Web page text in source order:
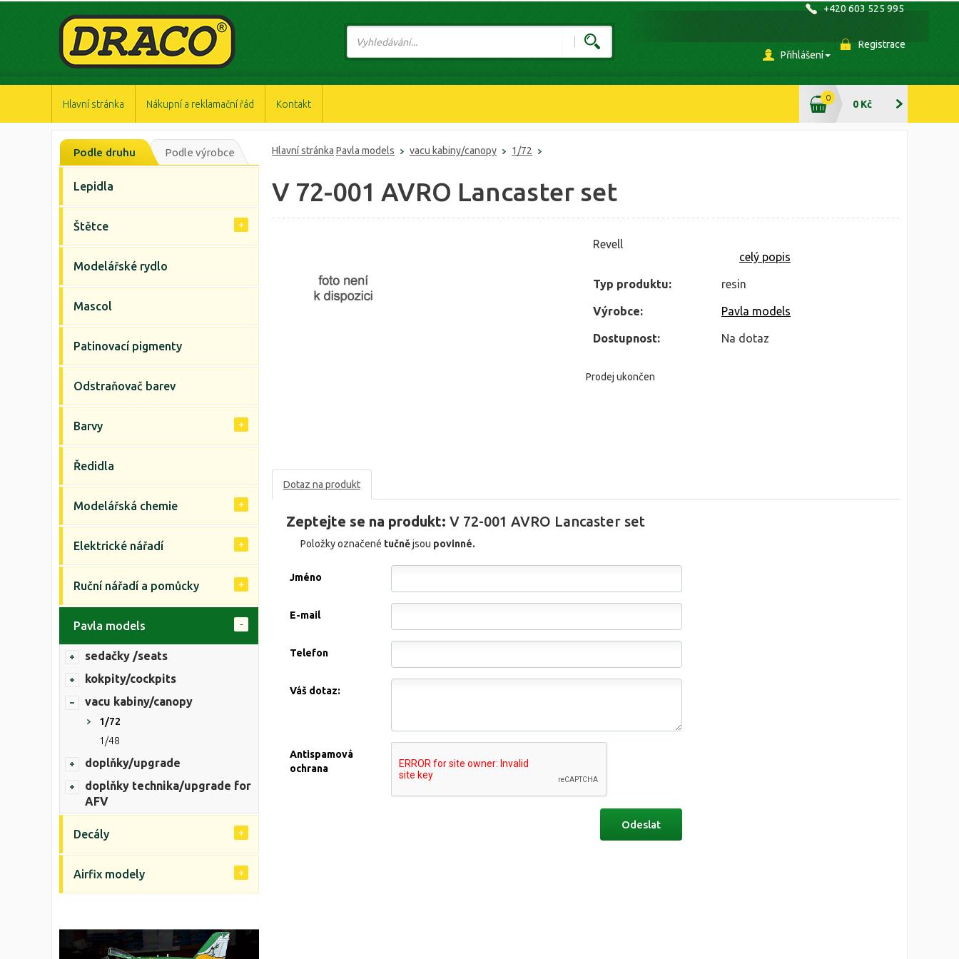
+420 603 525 995
Přihlášení
Registrace
Hlavní stránka Nákupní a reklamační řád Kontakt
0
0 Kč
Hlavní stránka Pavla models vacu kabiny/canopy 1/72
V 72-001 AVRO Lancaster set
Revell
celý popis
Typ produktu: resin
Výrobce: Pavla models
Dostupnost: Na dotaz
Prodej ukončen
Dotaz na produkt
Zeptejte se na produkt: V 72-001 AVRO Lancaster set
Položky označené tučnějsou povinné.
Jméno
E-mail
Telefon
Váš dotaz:
Antispamová
ochrana
Podle druhu Podle výrobce
Lepidla
Štětce
Modelářské rydlo
Mascol
Patinovací pigmenty
Odstraňovač barev
Barvy
Ředidla
Modelářská chemie
Elektrické nářadí
Ruční nářadí a pomůcky
Pavla models
sedačky /seats
kokpity/cockpits
vacu kabiny/canopy
1/72
1/48
doplňky/upgrade
doplňky technika/upgrade for
AFV
Decály
Airfix modely